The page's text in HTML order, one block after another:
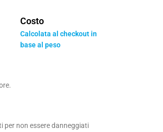
Costo
Calcolata al checkout in
base al peso
per non essere danneggiati